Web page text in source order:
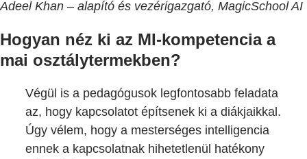
Adeel Khan – alapító és vezérigazgató, MagicSchool AI
Hogyan néz ki az MI-kompetencia a
mai osztálytermekben?
Végül is a pedagógusok legfontosabb feladata
az, hogy kapcsolatot építsenek ki a diákjaikkal.
Úgy vélem, hogy a mesterséges intelligencia
ennek a kapcsolatnak hihetetlenül hatékony